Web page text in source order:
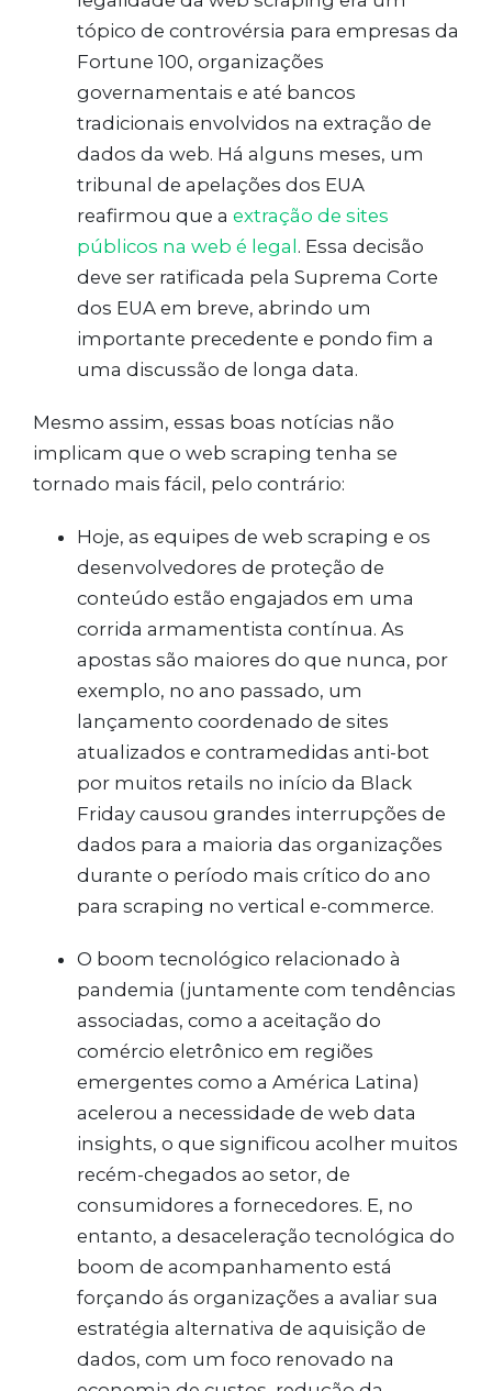
tópico de controvérsia para empresas da
Fortune 100, organizações
governamentais e até bancos
tradicionais envolvidos na extração de
dados da web. Há alguns meses, um
tribunal de apelações dos EUA
reafirmou que a extração de sites
públicos na web é legal . Essa decisão
deve ser ratificada pela Suprema Corte
dos EUA em breve, abrindo um
importante precedente e pondo fim a
uma discussão de longa data.
Mesmo assim, essas boas notícias não
implicam que o web scraping tenha se
tornado mais fácil, pelo contrário:
Hoje, as equipes de web scraping e os
desenvolvedores de proteção de
conteúdo estão engajados em uma
corrida armamentista contínua. As
apostas são maiores do que nunca, por
exemplo, no ano passado, um
lançamento coordenado de sites
atualizados e contramedidas anti-bot
por muitos retails no início da Black
Friday causou grandes interrupções de
dados para a maioria das organizações
durante o período mais crítico do ano
para scraping no vertical e-commerce.
O boom tecnológico relacionado à
pandemia (juntamente com tendências
associadas, como a aceitação do
comércio eletrônico em regiões
emergentes como a América Latina)
acelerou a necessidade de web data
insights, o que significou acolher muitos
recém-chegados ao setor, de
consumidores a fornecedores. E, no
entanto, a desaceleração tecnológica do
boom de acompanhamento está
forçando ás organizações a avaliar sua
estratégia alternativa de aquisição de
dados, com um foco renovado na